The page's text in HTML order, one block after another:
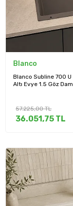
Blanco
Blanco Subline 700
Altı Evye 1.5 Göz
57.225,00TL
36.051,75 TL